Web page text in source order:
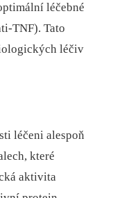
léčebné
TNF). Tato
léčiv
léčeni alespoň
které
aktivita